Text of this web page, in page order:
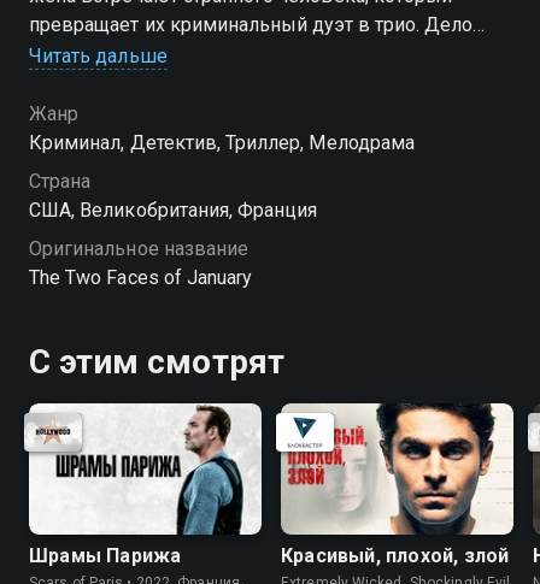
превращает их криминальный дуэт в трио. Дело
оборачивается убийством греческого полицейского,
Читать дальше
Жанр
Криминал, Детектив, Триллер, Мелодрама
Страна
США, Великобритания, Франция
Оригинальное название
The Two Faces of January
С этим смотрят
Шрамы Парижа Красивый, плохой, злой